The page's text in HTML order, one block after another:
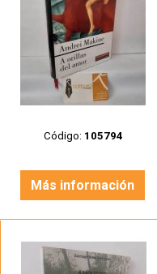
Código: 105794
Más información